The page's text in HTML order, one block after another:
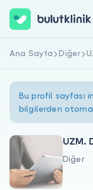
Hakkımızda
Hemen
Ana Sayfa Diğer
Bu profil sayfası
bilgilerden
UZM.
Diğer